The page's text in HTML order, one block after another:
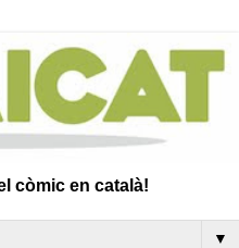
còmic en català!
▼